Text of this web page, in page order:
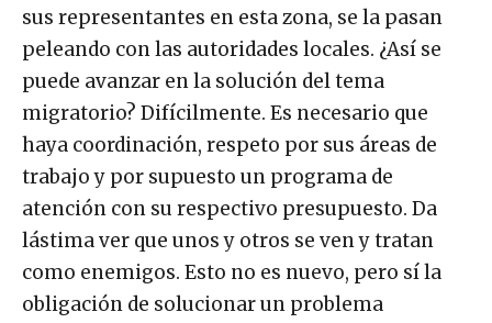
sus representantes en esta zona, se la pasan
peleando con las autoridades locales. ¿Así se
puede avanzar en la solución del tema
migratorio? Difícilmente. Es necesario que
haya coordinación, respeto por sus áreas de
trabajo y por supuesto un programa de
atención con su respectivo presupuesto. Da
lástima ver que unos y otros se ven y tratan
como enemigos. Esto no es nuevo, pero sí la
obligación de solucionar un problema